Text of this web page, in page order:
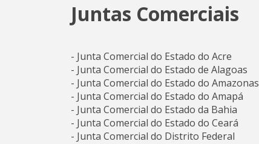
Juntas Comerciais
- Junta Comercial do Estado do Acre
- Junta Comercial do Estado de Alagoas
- Junta Comercial do Estado do Amazonas
- Junta Comercial do Estado do Amapá
- Junta Comercial do Estado da Bahia
- Junta Comercial do Estado do Ceará
- Junta Comercial do Distrito Federal